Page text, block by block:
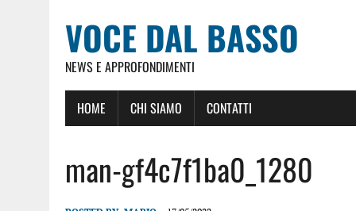
VOCE DAL BASSO
NEWS E APPROFONDIMENTI
HOME CHI SIAMO CONTATTI
man-gf4c7f1ba0_1280